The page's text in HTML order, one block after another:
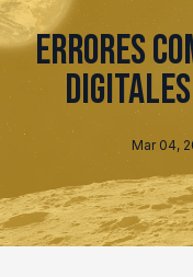
Errores
Mar 04,